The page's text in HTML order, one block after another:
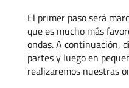
El primer paso será
que es mucho más
ondas. A continuación,
partes y luego en
realizaremos nuestras